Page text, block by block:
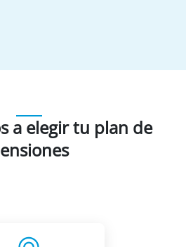
a elegir tu plan de